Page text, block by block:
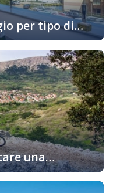
per tipo di
cercano alloggio in
e allo stile di
uno di quelli che
un appartamento
a leggere… Una
pensare […]
una
di Krk è
prenotare un alloggio